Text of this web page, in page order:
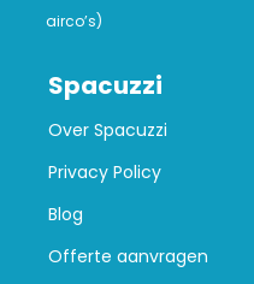
airco’s)
Spacuzzi
Over Spacuzzi
Privacy Policy
Blog
Offerte aanvragen